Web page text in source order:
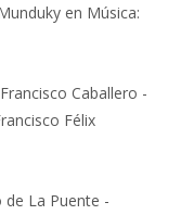
en Música:
Caballero -
Félix
de La Puente -